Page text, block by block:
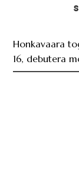
Honkavaara
16, debutera